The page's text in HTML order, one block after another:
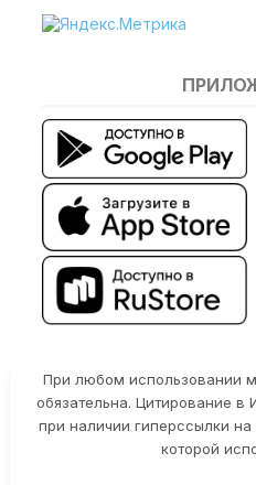
При любом использовании
обязательна. Цитирование в
при наличии гиперссылки
которой